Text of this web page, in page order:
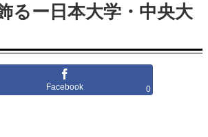
るー日本大学・中央大
Facebook 0